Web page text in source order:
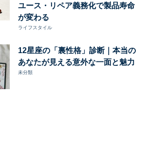
ユース・リペア義務化で製品寿命
が変わる
ライフスタイル
12星座の「裏性格」診断｜本当の
あなたが見える意外な一面と魅力
未分類